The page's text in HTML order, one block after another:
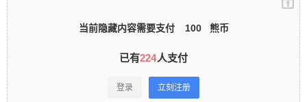
当前隐藏内容需要支付 100 熊币
已有224人支付
登录 立刻注册